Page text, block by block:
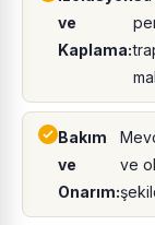
ve
Kaplama:
Bakım
ve
Onarım:
ve